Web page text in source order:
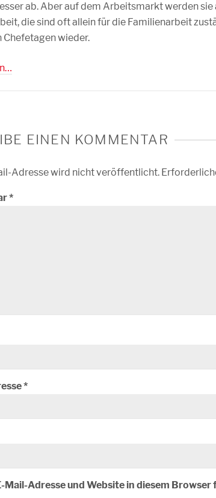
ab. Aber auf dem Arbeitsmarkt werden
die sind oft allein für die Familienarbeit
Chefetagen wieder.
EINEN KOMMENTAR
Adresse wird nicht veröffentlicht.
*
*
Mail-Adresse und Website in diesem